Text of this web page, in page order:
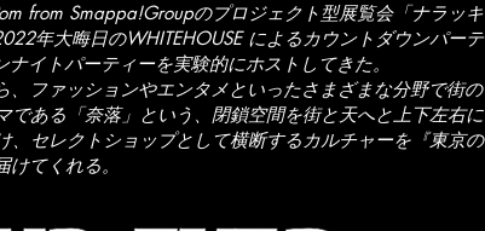
from Smappa!Groupのプロジェクト型展覧会「ナラッキ
年大晦日のWHITEHOUSE によるカウントダウンパーテ
ナイトパーティーを実験的にホストしてきた。
ファッションやエンタメといったさまざまな分野で街の
である「奈落」という、閉鎖空間を街と天へと上下左右に
セレクトショップとして横断するカルチャーを『東京の
てくれる。